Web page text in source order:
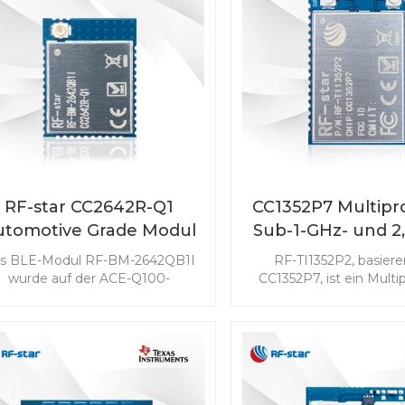
RF-star CC2642R-Q1
Grade Modul
Transceiver für
Fahrzeuge
BLE-Modul RF-BM-2642QB1I
wurde auf der ACE-Q100-
Robustheit für
CC1352P7
Sub-1-GHz- und
Wireless-
TI1352P2
RF-TI1352P2,
CC1352P7, ist ein
drahtlose
geringem
fortschrittliche